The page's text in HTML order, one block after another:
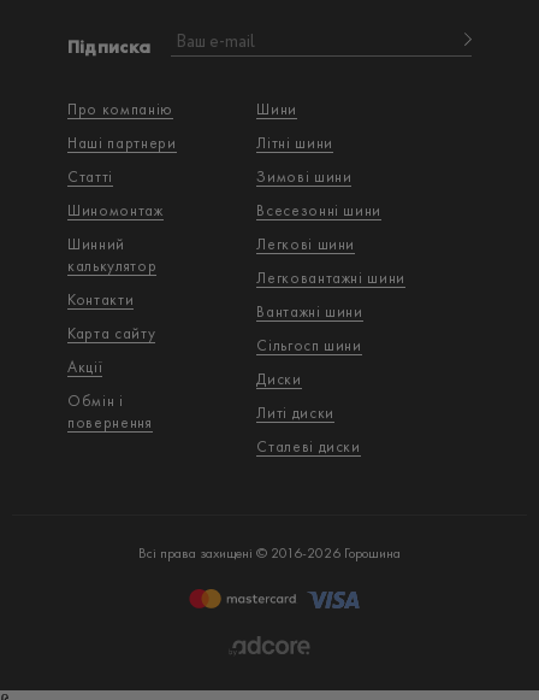
Про компанію
Наші партнери
Статті
Шиномонтаж
Шинний
калькулятор
Контакти
Карта сайту
Акції
Обмін і
повернення
Шини
Літні шини
Зимові шини
Всесезонні шини
Легкові шини
Легковантажнi шини
Вантажнi шини
Сільгосп шини
Диски
Литі диски
Сталеві диски
Підписка
Всі права захищені © 2016-2026 Горошина